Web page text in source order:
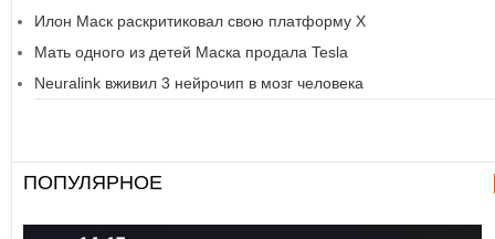
Илон Маск раскритиковал свою платформу Х
Мать одного из детей Маска продала Tesla
Neuralink вживил 3 нейрочип в мозг человека
ПОПУЛЯРНОЕ